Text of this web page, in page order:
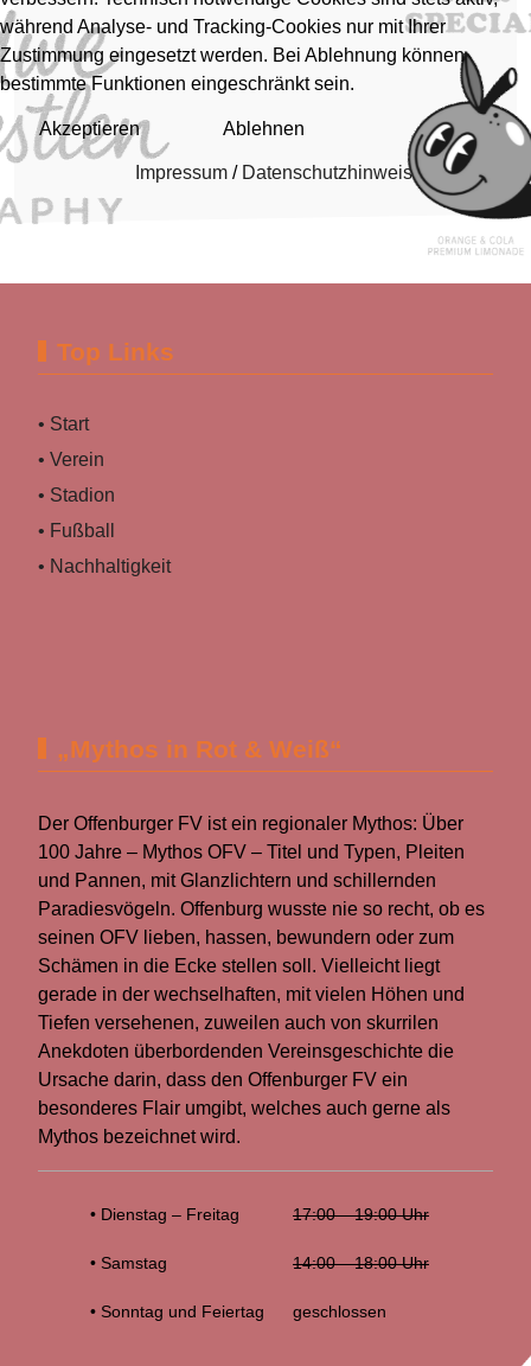
Top Links
• Start
• Verein
• Stadion
• Fußball
• Nachhaltigkeit
„Mythos in Rot & Weiß“
Der Offenburger FV ist ein regionaler Mythos: Über
100 Jahre – Mythos OFV – Titel und Typen, Pleiten
und Pannen, mit Glanzlichtern und schillernden
Paradiesvögeln. Offenburg wusste nie so recht, ob es
seinen OFV lieben, hassen, bewundern oder zum
Schämen in die Ecke stellen soll. Vielleicht liegt
gerade in der wechselhaften, mit vielen Höhen und
Tiefen versehenen, zuweilen auch von skurrilen
Anekdoten überbordenden Vereinsgeschichte die
Ursache darin, dass den Offenburger FV ein
besonderes Flair umgibt, welches auch gerne als
Mythos bezeichnet wird.
• Dienstag – Freitag 17:00 – 19:00 Uhr
• Samstag 14:00 – 18:00 Uhr
• Sonntag und Feiertag geschlossen
während Analyse- und Tracking-Cookies nur mit Ihrer
Zustimmung eingesetzt werden. Bei Ablehnung können
bestimmte Funktionen eingeschränkt sein.
Akzeptieren Ablehnen
Impressum/ Datenschutzhinweis